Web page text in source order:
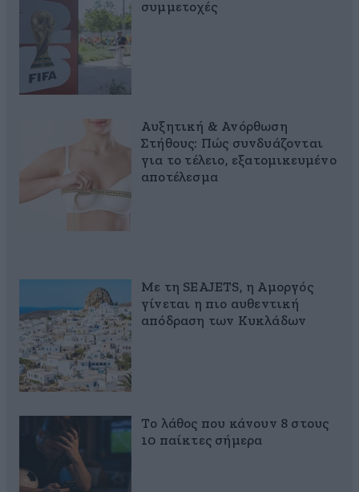
συμμετοχές
Αυξητική & Ανόρθωση
Στήθους: Πώς συνδυάζονται
για το τέλειο, εξατομικευμένο
αποτέλεσμα
Με τη SEAJETS, η Αμοργός
γίνεται η πιο αυθεντική
απόδραση των Κυκλάδων
Το λάθος που κάνουν 8 στους
10 παίκτες σήμερα